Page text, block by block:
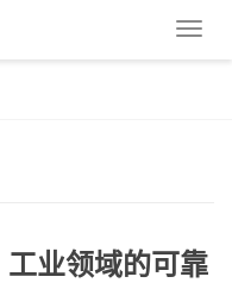
导
业领域的可靠